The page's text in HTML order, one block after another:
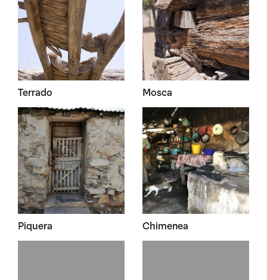
Terrado Mosca
Piquera Chimenea